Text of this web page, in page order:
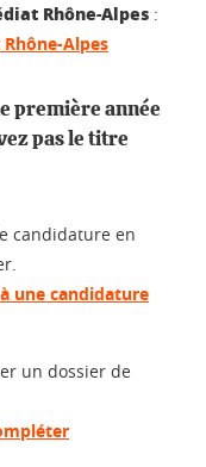
Rhône-Alpes :
Alpes
première année
pas le titre
candidature en
une candidature
un dossier de